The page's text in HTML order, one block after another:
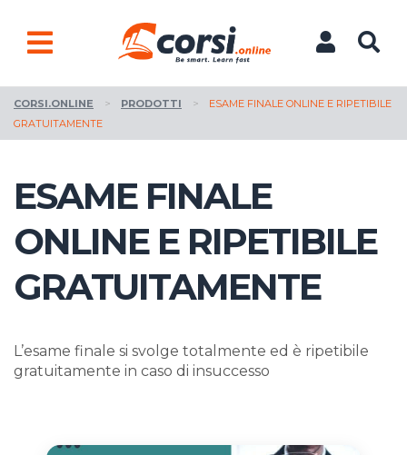
CORSI.ONLINE > PRODOTTI >
ESAME FINALE ONLINE E RIPETIBILE
GRATUITAMENTE
ESAME FINALE
ONLINE E RIPETIBILE
GRATUITAMENTE
L’esame finale si svolge totalmente ed è ripetibile
gratuitamente in caso di insuccesso